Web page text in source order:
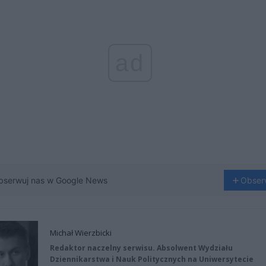
nas w Google News
Michał Wierzbicki
Redaktor naczelny serwisu. Absolwent Wydziału
Dziennikarstwa i Nauk Politycznych na Uniwersytecie